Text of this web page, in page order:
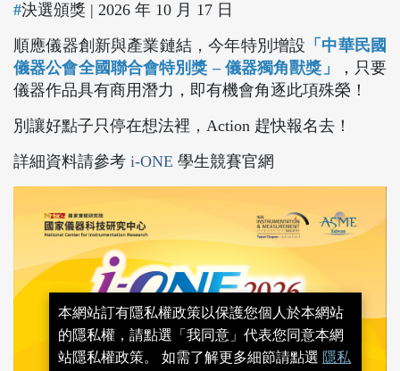
#決選頒獎 | 2026 年 10 月 17 日
順應儀器創新與產業鏈結，今年特別增設 「中華民國
儀器公會全國聯合會特別獎 – 儀器獨角獸獎」
， 只要
儀器作品具有商用潛力，即有機會角逐此項殊榮！
別讓好點子只停在想法裡，Action 趕快報名去！
詳細資料請參考 i-ONE 學生競賽官網
本網站訂有隱私權政策以保護您個人於本網站
的隱私權，請點選「我同意」代表您同意本網
站隱私權政策。 如需了解更多細節請點選 隱私